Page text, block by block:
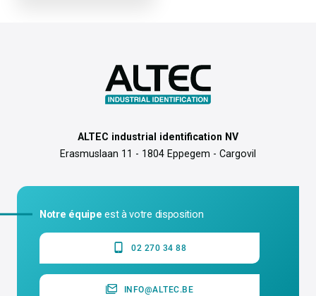
ALTEC industrial identification NV
Erasmuslaan 11 - 1804 Eppegem - Cargovil
Notre équipe est à votre disposition
02 270 34 88
INFO@ALTEC.BE